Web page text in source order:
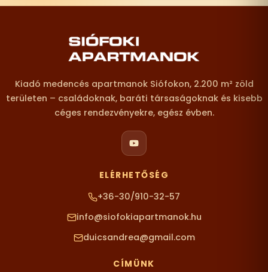
Lábléc – elérhetőségek
Kiadó medencés apartmanok Siófokon, 2.200 m² zöld
területen – családoknak, baráti társaságoknak és kisebb
céges rendezvényekre, egész évben.
ELÉRHETŐSÉG
+36-30/910-32-57
info@siofokiapartmanok.hu
duicsandrea@gmail.com
CÍMÜNK